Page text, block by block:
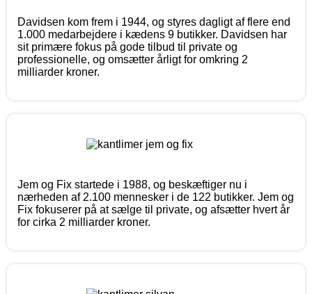
Davidsen kom frem i 1944, og styres dagligt af flere end
1.000 medarbejdere i kædens 9 butikker. Davidsen har
sit primære fokus på gode tilbud til private og
professionelle, og omsætter årligt for omkring 2
milliarder kroner.
Jem og Fix startede i 1988, og beskæftiger nu i
nærheden af 2.100 mennesker i de 122 butikker. Jem og
Fix fokuserer på at sælge til private, og afsætter hvert år
for cirka 2 milliarder kroner.